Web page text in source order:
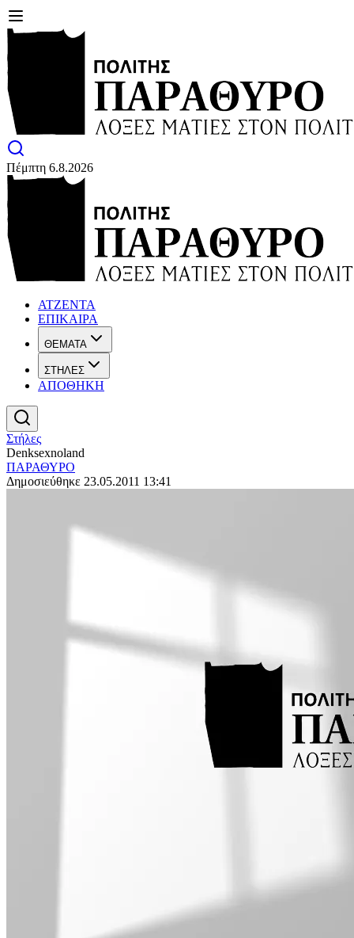
Πέμπτη 6.8.2026
ΑΤΖΕΝΤΑ
ΕΠΙΚΑΙΡΑ
ΘΕΜΑΤΑ
ΣΤΗΛΕΣ
ΑΠΟΘΗΚΗ
Στήλες
Denksexnoland
ΠΑΡΑΘΥΡΟ
Δημοσιεύθηκε 23.05.2011 13:41